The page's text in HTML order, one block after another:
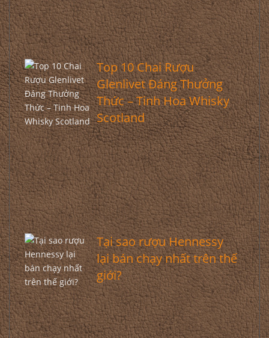
Top 10 Chai Rượu
Glenlivet Đáng Thưởng
Thức – Tinh Hoa Whisky
Scotland
Tại sao rượu Hennessy
lại bán chạy nhất trên thế
giới?